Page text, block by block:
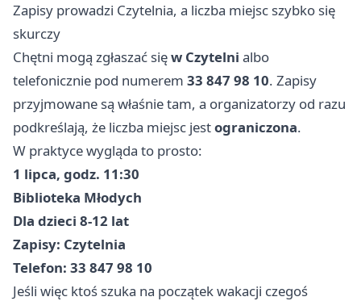
Zapisy prowadzi Czytelnia, a liczba miejsc szybko się
skurczy
Chętni mogą zgłaszać sięw Czytelni albo
telefonicznie pod numerem 33 847 98 10. Zapisy
przyjmowane są właśnie tam, a organizatorzy od razu
podkreślają, że liczba miejsc jestograniczona.
W praktyce wygląda to prosto:
1 lipca, godz. 11:30
Biblioteka Młodych
Dla dzieci 8-12 lat
Zapisy: Czytelnia
Telefon: 33 847 98 10
Jeśli więc ktoś szuka na początek wakacji czegoś